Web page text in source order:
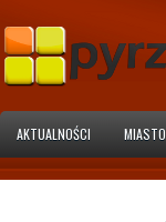
AKTUALNOŚCI MIASTO